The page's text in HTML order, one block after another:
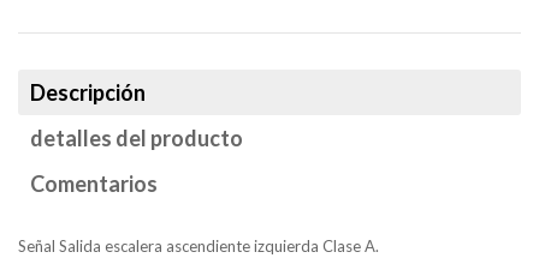
Descripción
detalles del producto
Comentarios
Señal Salida escalera ascendiente izquierda Clase A.